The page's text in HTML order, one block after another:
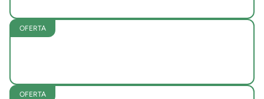
OFERTA
OFERTA